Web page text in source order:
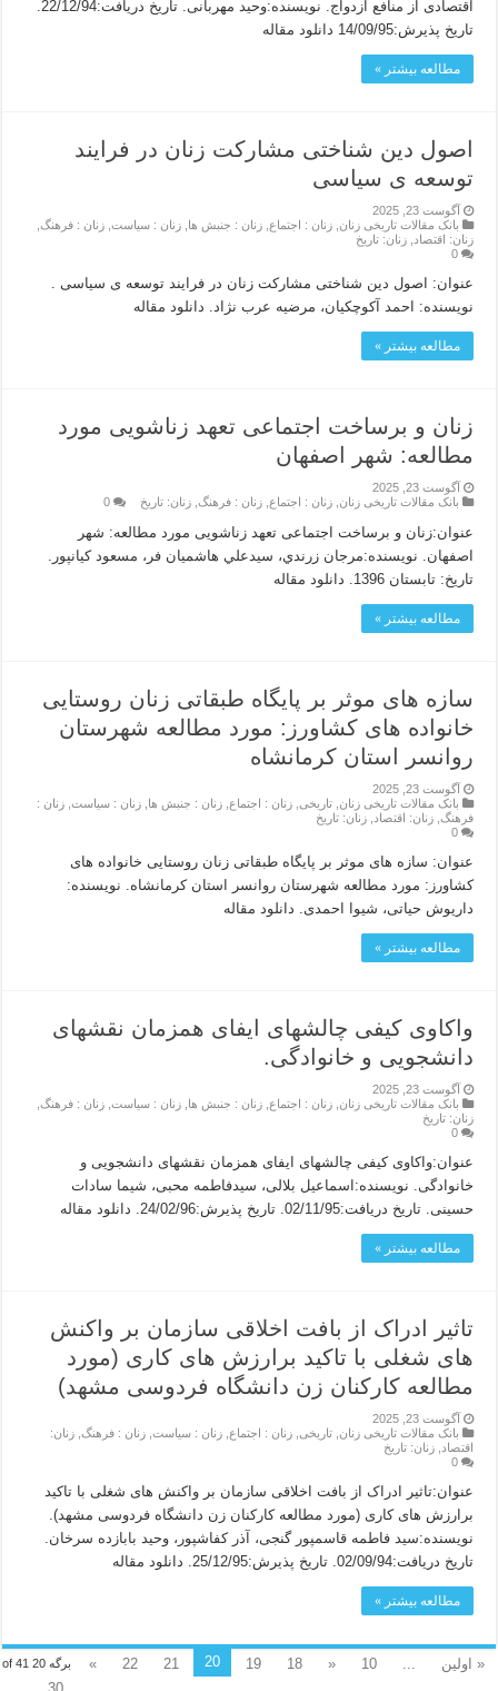
تاریخ پذیرش:14/09/95 دانلود مقاله
مطالعه بیشتر »
اصول دین شناختی مشارکت زنان در فرایند
توسعه ی سیاسی
آگوست 23, 2025
بانک مقالات تاریخی زنان ,زنان : اجتماع ,زنان : جنبش ها ,زنان : سیاست ,زنان : فرهنگ
زنان: اقتصاد
,زنان: تاریخ
0
عنوان: اصول دین شناختی مشارکت زنان در فرایند توسعه ی سیاسی .
نویسنده: احمد آکوچکیان، مرضیه عرب نژاد. دانلود مقاله
مطالعه بیشتر »
زنان و برساخت اجتماعی تعهد زناشویی مورد
مطالعه: شهر اصفهان
آگوست 23, 2025
بانک مقالات تاریخی زنان ,زنان : اجتماع ,زنان : فرهنگ ,زنان: تاریخ 0
عنوان:زنان و برساخت اجتماعی تعهد زناشویی مورد مطالعه: شهر
اصفهان. نويسنده:مرجان زرندي، سيدعلي هاشميان فر، مسعود كيانپور.
تاريخ: تابستان 1396. دانلود مقاله
مطالعه بیشتر »
سازه های موثر بر پایگاه طبقاتی زنان روستایی
خانواده های کشاورز: مورد مطالعه شهرستان
روانسر استان کرمانشاه
آگوست 23, 2025
بانک مقالات تاریخی زنان ,تاریخی ,زنان : اجتماع ,زنان : جنبش ها ,زنان : سیاست ,زنان :
فرهنگ ,زنان: اقتصاد ,زنان: تاریخ
0
عنوان: سازه های موثر بر پایگاه طبقاتی زنان روستایی خانواده های
کشاورز: مورد مطالعه شهرستان روانسر استان کرمانشاه. نویسنده:
داریوش حیاتی، شیوا احمدی. دانلود مقاله
مطالعه بیشتر »
واکاوی کیفی چالشهای ایفای همزمان نقشهای
دانشجویی و خانوادگی.
آگوست 23, 2025
بانک مقالات تاریخی زنان ,زنان : اجتماع ,زنان : جنبش ها ,زنان : سیاست ,زنان : فرهنگ
زنان: تاریخ
0
عنوان:واکاوی کیفی چالشهای ایفای همزمان نقشهای دانشجویی و
خانوادگی. نویسنده:اسماعیل بلالی، سیدفاطمه محبی، شیما سادات
حسینی. تاریخ دریافت:02/11/95. تاریخ پذیرش:24/02/96. دانلود مقاله
مطالعه بیشتر »
تاثیر ادراک از بافت اخلاقی سازمان بر واکنش
های شغلی با تاکید برارزش های کاری (مورد
مطالعه کارکنان زن دانشگاه فردوسی مشهد)
آگوست 23, 2025
بانک مقالات تاریخی زنان ,تاریخی ,زنان : اجتماع ,زنان : سیاست ,زنان : فرهنگ ,زنان:
اقتصاد
,زنان: تاریخ
0
عنوان:تاثیر ادراک از بافت اخلاقی سازمان بر واکنش های شغلی با تاکید
برارزش های کاری (مورد مطالعه کارکنان زن دانشگاه فردوسی مشهد).
نویسنده:سید فاطمه قاسمپور گنجی، آذر کفاشپور، وحید بابازده سرخان.
تاریخ دریافت:02/09/94. تاریخ پذیرش:25/12/95. دانلود مقاله
مطالعه بیشتر »
برگه 20 of 41 « اولین 10
«
18
19
20
21
22
»